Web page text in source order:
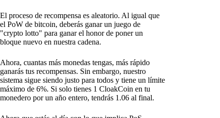
El proceso de recompensa es aleatorio. Al igual que
el PoW de bitcoin, deberás ganar un juego de
"crypto lotto" para ganar el honor de poner un
bloque nuevo en nuestra cadena.
Ahora, cuantas más monedas tengas, más rápido
ganarás tus recompensas. Sin embargo, nuestro
sistema sigue siendo justo para todos y tiene un límite
máximo de 6%. Si solo tienes 1 CloakCoin en tu
monedero por un año entero, tendrás 1.06 al final.